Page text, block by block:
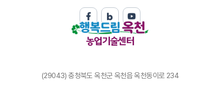
농업기술센터
(29043) 충청북도 옥천군 옥천읍 옥천동이로 234